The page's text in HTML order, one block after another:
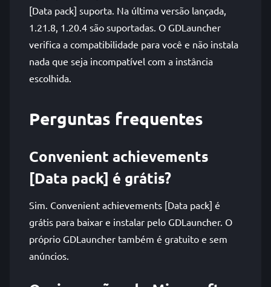
[Data pack] suporta. Na última versão lançada,
1.21.8, 1.20.4 são suportadas. O GDLauncher
verifica a compatibilidade para você e não instala
nada que seja incompatível com a instância
escolhida.
Perguntas frequentes
Convenient achievements
[Data pack] é grátis?
Sim. Convenient achievements [Data pack] é
grátis para baixar e instalar pelo GDLauncher. O
próprio GDLauncher também é gratuito e sem
anúncios.